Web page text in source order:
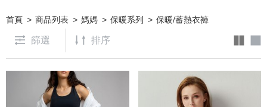
首頁 商品列表 媽媽 保暖系列 保暖/蓄熱衣褲
篩選